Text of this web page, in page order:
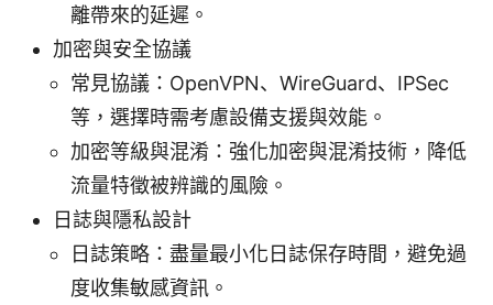
離帶來的延遲。
加密與安全協議
常見協議：OpenVPN、WireGuard、IPSec
等，選擇時需考慮設備支援與效能。
加密等級與混淆：強化加密與混淆技術，降低
流量特徵被辨識的風險。
日誌與隱私設計
日誌策略：盡量最小化日誌保存時間，避免過
度收集敏感資訊。